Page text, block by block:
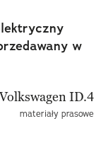
w
materiały prasowe